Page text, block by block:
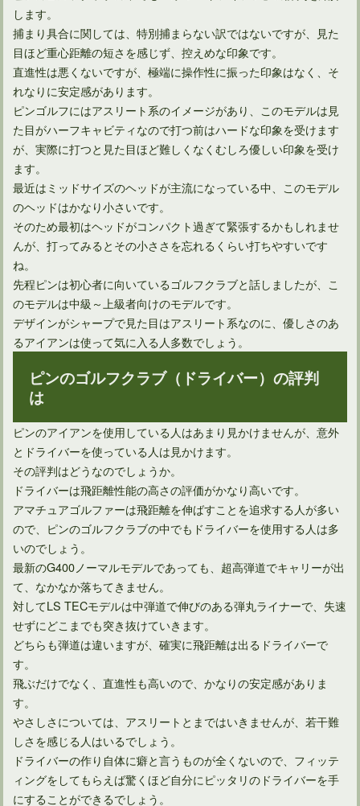
ウェッジ性能はヘッドだけでなくシャフトの選び方も重要！
アイアンのシャフトはカーボンシャフトがメリット多めかも？
ウェッジを選ぶときはセットと単品でショットの精度が変わる
アプローチ練習を室内でする時におすすめゴルフ用品10選
ネットで知るアイアンの種類と特徴！ゴルフメーカー別10選
ドライバーを購入するゴルフ初心者におすすめの選び方10選
します。
捕まり具合に関しては、特別捕まらない訳ではないですが、見た
目ほど重心距離の短さを感じず、控えめな印象です。
直進性は悪くないですが、極端に操作性に振った印象はなく、そ
れなりに安定感があります。
ピンゴルフにはアスリート系のイメージがあり、このモデルは見
た目がハーフキャビティなので打つ前はハードな印象を受けます
が、実際に打つと見た目ほど難しくなくむしろ優しい印象を受け
ます。
最近はミッドサイズのヘッドが主流になっている中、このモデル
のヘッドはかなり小さいです。
そのため最初はヘッドがコンパクト過ぎて緊張するかもしれませ
んが、打ってみるとその小ささを忘れるくらい打ちやすいです
ね。
先程ピンは初心者に向いているゴルフクラブと話しましたが、こ
のモデルは中級～上級者向けのモデルです。
デザインがシャープで見た目はアスリート系なのに、優しさのあ
るアイアンは使って気に入る人多数でしょう。
ピンのゴルフクラブ（ドライバー）の評判
は
ピンのアイアンを使用している人はあまり見かけませんが、意外
とドライバーを使っている人は見かけます。
その評判はどうなのでしょうか。
ドライバーは飛距離性能の高さの評価がかなり高いです。
アマチュアゴルファーは飛距離を伸ばすことを追求する人が多い
ので、ピンのゴルフクラブの中でもドライバーを使用する人は多
いのでしょう。
最新のG400ノーマルモデルであっても、超高弾道でキャリーが出
て、なかなか落ちてきません。
対してLS TECモデルは中弾道で伸びのある弾丸ライナーで、失速
せずにどこまでも突き抜けていきます。
どちらも弾道は違いますが、確実に飛距離は出るドライバーで
す。
飛ぶだけでなく、直進性も高いので、かなりの安定感がありま
す。
やさしさについては、アスリートとまではいきませんが、若干難
しさを感じる人はいるでしょう。
ドライバーの作り自体に癖と言うものが全くないので、フィッテ
ィングをしてもらえば驚くほど自分にピッタリのドライバーを手
にすることができるでしょう。